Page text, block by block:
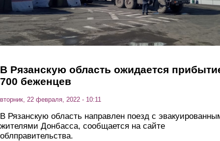
В Рязанскую область ожидается
700 беженцев
вторник, 22 февраля, 2022 - 10:11
В Рязанскую область направлен поезд с
жителями Донбасса, сообщается на сайте
облправительства.